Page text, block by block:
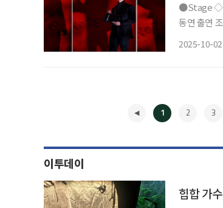
●Stage ◇데스노트 일정 10월 14일 ~ 2026년 5월 10일 장소 디큐브 링크아트센터 연출 김
동연 출연 조형균, 김민석, 임규형, 김성규, 산들, 탕준상 등 뮤지컬 ‘데스노트’가 2년 만에 다
2025-10-
1 2 3
이투데이
힙합 가